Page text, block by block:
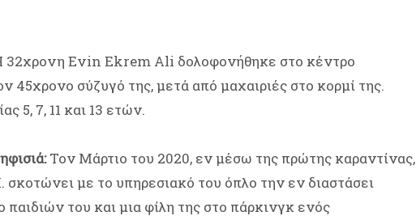
Evin Ekrem Ali δολοφονήθηκε στο κέντρο
σύζυγό της, μετά από μαχαιριές στο κορμί της.
5, 7, 11 και 13 ετών.
Τον Μάρτιο του 2020, εν μέσω της πρώτης καραντίνας,
με το υπηρεσιακό του όπλο την εν διαστάσει
του και μια φίλη της στο πάρκινγκ ενός